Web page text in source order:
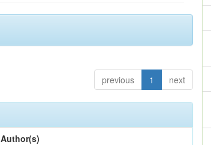
previous 1 next
Author(s)